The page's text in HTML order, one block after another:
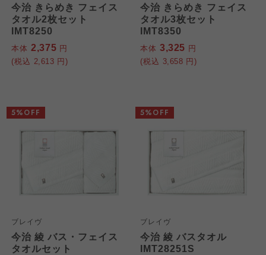
今治 きらめき フェイス
タオル2枚セット
IMT8250
本体 2,375 円
(税込 2,613 円)
今治 きらめき フェイス
タオル3枚セット
IMT8350
本体 3,325 円
(税込 3,658 円)
ブレイヴ
今治 綾 バス・フェイス
タオルセット
5%OFF
ブレイヴ
今治 綾 バスタオル
IMT28251S
5%OFF